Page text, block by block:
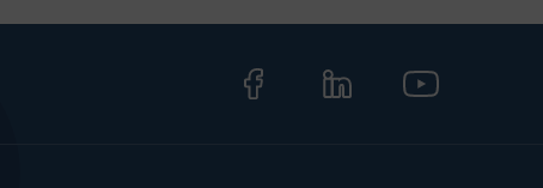
Facebook LinkedIn LinkedIn